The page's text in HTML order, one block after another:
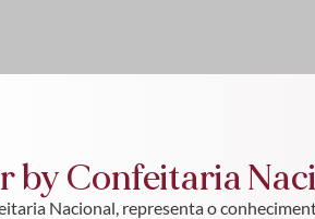
by Confeitaria
Nacional, representa o